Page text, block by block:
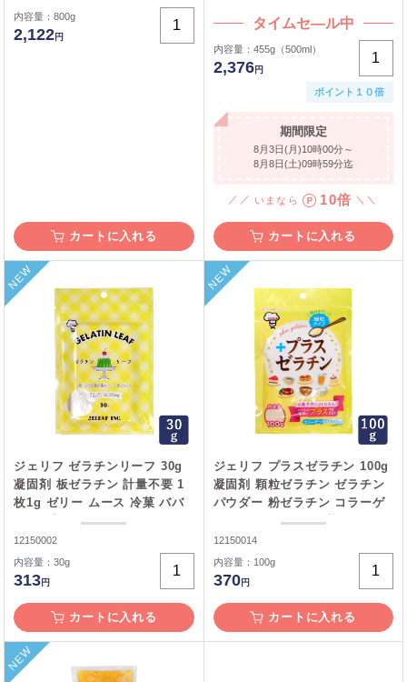
内容量：800g
2,122円
カートに入れる
タイムセ―ル中
内容量：455g（500ml）
2,376円
ポイント１０倍
期間限定
8月3日(月)10時00分～
8月8日(土)09時59分迄
いまなら 10倍
カートに入れる
NEW
ジェリフ ゼラチンリーフ 30g
凝固剤 板ゼラチン 計量不要 1
枚1g ゼリー ムース 冷菓 ババ
ロア プリン__
12150002
内容量：30g
313円
カートに入れる
NEW
ジェリフ プラスゼラチン 100g
凝固剤 顆粒ゼラチン ゼラチン
パウダー 粉ゼラチン コラーゲ
ン ゼリー ムース 冷菓 ババロ
ア プリン__
12150014
内容量：100g
370円
カートに入れる
NEW